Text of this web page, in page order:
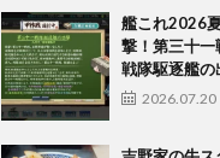
艦これ2026
撃！第三十一
戦隊駆逐艦
2026.07.20